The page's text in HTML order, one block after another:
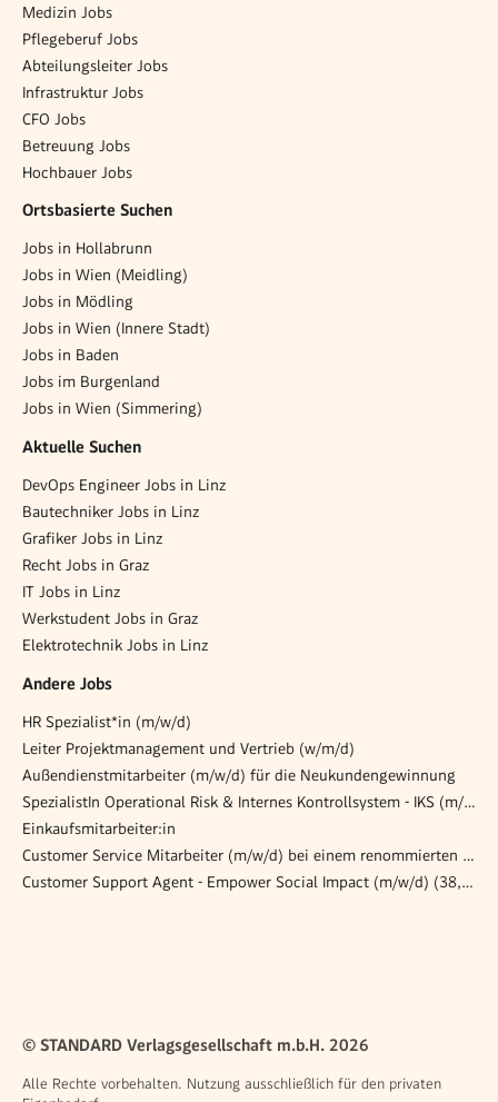
Medizin Jobs
Pflegeberuf Jobs
Abteilungsleiter Jobs
Infrastruktur Jobs
CFO Jobs
Betreuung Jobs
Hochbauer Jobs
Ortsbasierte Suchen
Jobs in Hollabrunn
Jobs in Wien (Meidling)
Jobs in Mödling
Jobs in Wien (Innere Stadt)
Jobs in Baden
Jobs im Burgenland
Jobs in Wien (Simmering)
Aktuelle Suchen
DevOps Engineer Jobs in Linz
Bautechniker Jobs in Linz
Grafiker Jobs in Linz
Recht Jobs in Graz
IT Jobs in Linz
Werkstudent Jobs in Graz
Elektrotechnik Jobs in Linz
Andere Jobs
HR Spezialist*in (m/w/d)
Leiter Projektmanagement und Vertrieb (w/m/d)
Außendienstmitarbeiter (m/w/d) für die Neukundengewinnung
SpezialistIn Operational Risk & Internes Kontrollsystem - IKS (m/w/d)
Einkaufsmitarbeiter:in
Customer Service Mitarbeiter (m/w/d) bei einem renommierten Automobilhändler
Customer Support Agent - Empower Social Impact (m/w/d) (38,5h)
© STANDARD Verlagsgesellschaft m.b.H. 2026
Alle Rechte vorbehalten. Nutzung ausschließlich für den privaten